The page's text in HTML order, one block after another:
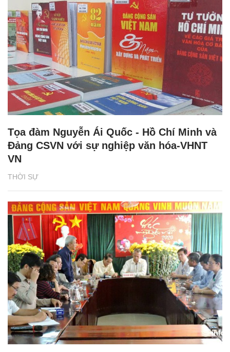
THỜI SỰ
Tọa đàm Nguyễn Ái Quốc - Hồ Chí Minh và
Đảng CSVN với sự nghiệp văn hóa-VHNT
VN